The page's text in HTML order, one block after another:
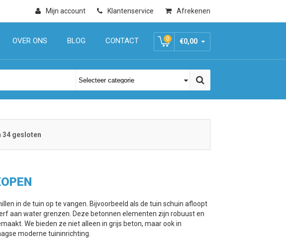
Mijn account Klantenservice Afrekenen
0 €0,00
OVER ONS BLOG CONTACT
34 gesloten
in de tuin op te vangen. Bijvoorbeeld als de tuin schuin afloopt
aan water grenzen. Deze betonnen elementen zijn robuust en
We bieden ze niet alleen in grijs beton, maar ook in
moderne tuininrichting.